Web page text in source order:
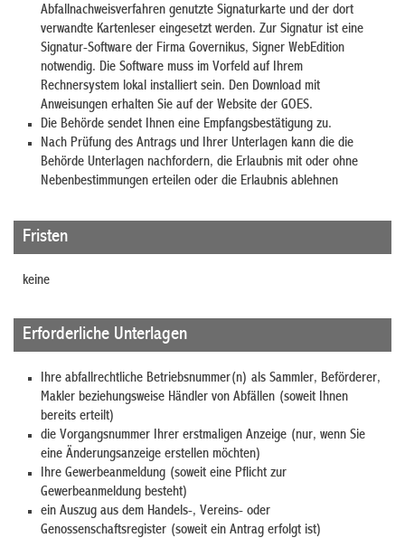
Abfallnachweisverfahren genutzte Signaturkarte und der dort
verwandte Kartenleser eingesetzt werden. Zur Signatur ist eine
Signatur-Software der Firma Governikus, Signer WebEdition
notwendig. Die Software muss im Vorfeld auf Ihrem
Rechnersystem lokal installiert sein. Den Download mit
Anweisungen erhalten Sie auf der Website der GOES.
Die Behörde sendet Ihnen eine Empfangsbestätigung zu.
Nach Prüfung des Antrags und Ihrer Unterlagen kann die die
Behörde Unterlagen nachfordern, die Erlaubnis mit oder ohne
Nebenbestimmungen erteilen oder die Erlaubnis ablehnen
Fristen
keine
Erforderliche Unterlagen
Ihre abfallrechtliche Betriebsnummer(n) als Sammler, Beförderer,
Makler beziehungsweise Händler von Abfällen (soweit Ihnen
bereits erteilt)
die Vorgangsnummer Ihrer erstmaligen Anzeige (nur, wenn Sie
eine Änderungsanzeige erstellen möchten)
Ihre Gewerbeanmeldung (soweit eine Pflicht zur
Gewerbeanmeldung besteht)
ein Auszug aus dem Handels-, Vereins- oder
Genossenschaftsregister (soweit ein Antrag erfolgt ist)